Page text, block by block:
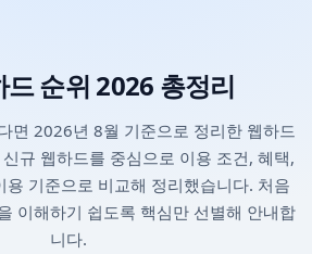
순위 2026 총정리
면 2026년 8월 기준으로 정리한 웹하드
규 웹하드를 중심으로 이용 조건, 혜택,
용 기준으로 비교해 정리했습니다. 처음
이해하기 쉽도록 핵심만 선별해 안내합
니다.